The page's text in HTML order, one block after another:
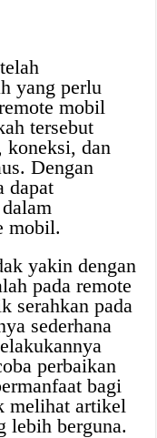
yang perlu
mobil
tersebut
koneksi, dan
Dengan
dapat
mobil.
yakin dengan
pada remote
serahkan pada
sederhana
perbaikan
bagi
melihat artikel
lebih berguna.